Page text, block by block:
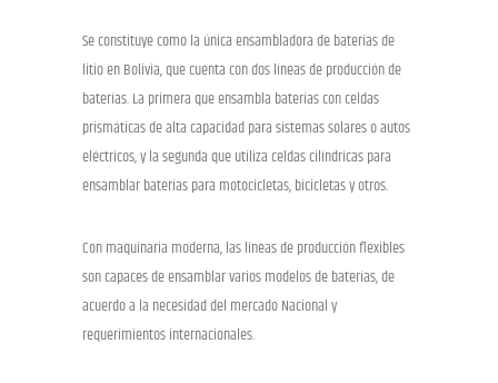
Se constituye como la única ensambladora de baterías de
litio en Bolivia, que cuenta con dos líneas de producción de
baterías. La primera que ensambla baterías con celdas
prismáticas de alta capacidad para sistemas solares o autos
eléctricos, y la segunda que utiliza celdas cilíndricas para
ensamblar baterías para motocicletas, bicicletas y otros.
Con maquinaria moderna, las líneas de producción flexibles
son capaces de ensamblar varios modelos de baterías, de
acuerdo a la necesidad del mercado Nacional y
requerimientos internacionales.